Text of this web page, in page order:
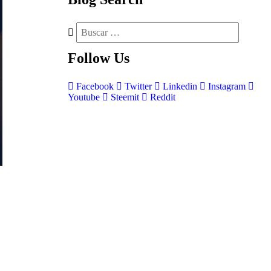
Follow Us
Facebook Twitter Linkedin
Instagram
Youtube
Steemit Reddit